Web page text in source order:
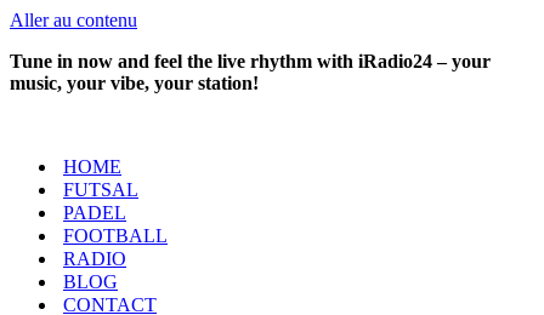
Aller au contenu
Tune in now and feel the live rhythm with iRadio24 – your
music, your vibe, your station!
HOME
FUTSAL
PADEL
FOOTBALL
RADIO
BLOG
CONTACT